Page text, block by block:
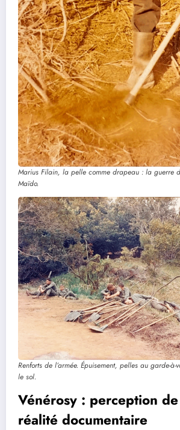
Marius Filain, la pelle comme drapeau : la guerre
Maïdo.
Renforts de l’armée. Épuisement, pelles au garde-à-
le sol.
Vénérosy : perception
réalité documentaire